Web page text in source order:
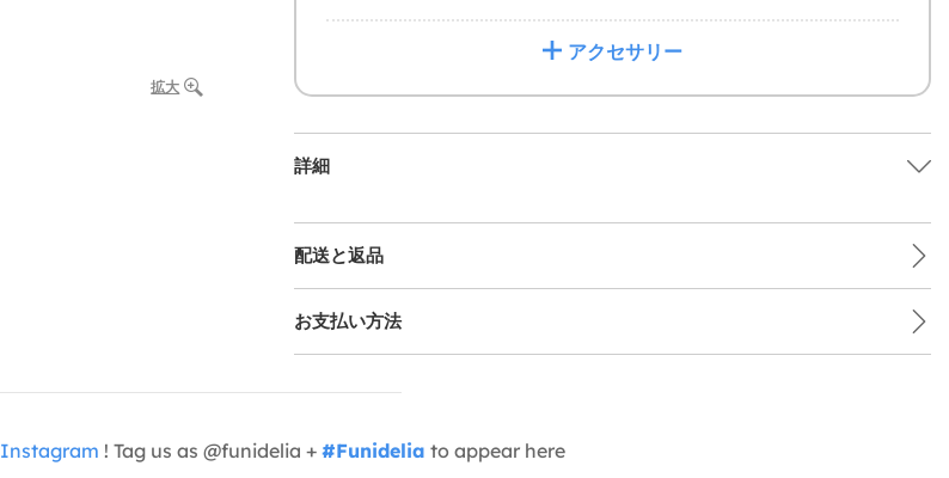
拡大
アクセサリー
詳細
配送と返品
お支払い方法
Instagram ! Tag us as @funidelia + #Funidelia to appear here